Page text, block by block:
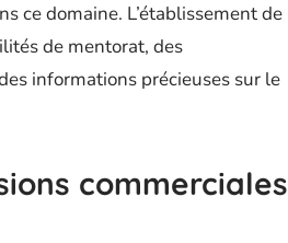
ce domaine. L’établissement de
de mentorat, des
informations précieuses sur le
commerciales